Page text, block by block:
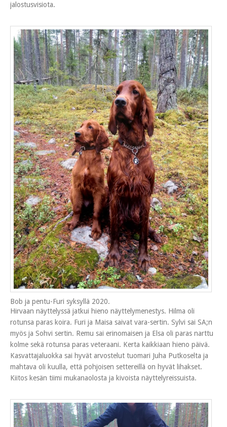
jalostusvisiota.
Bob ja pentu-Furi syksyllä 2020.
Hirvaan näyttelyssä jatkui hieno näyttelymenestys. Hilma oli
rotunsa paras koira. Furi ja Maisa saivat vara-sertin. Sylvi sai SA;n
myös ja Sohvi sertin. Remu sai erinomaisen ja Elsa oli paras narttu
kolme sekä rotunsa paras veteraani. Kerta kaikkiaan hieno päivä.
Kasvattajaluokka sai hyvät arvostelut tuomari Juha Putkoselta ja
mahtava oli kuulla, että pohjoisen settereillä on hyvät lihakset.
Kiitos kesän tiimi mukanaolosta ja kivoista näyttelyreissuista.